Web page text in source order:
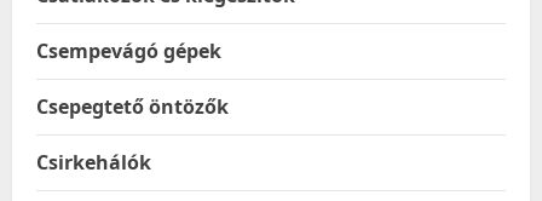
Csempevágó gépek
Csepegtető öntözők
Csirkehálók